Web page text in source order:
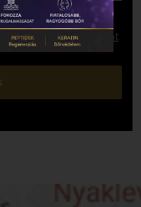
Adatkezelési Tájékoztatót